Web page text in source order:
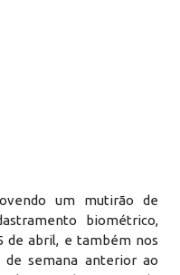
um mutirão de
biométrico,
de abril, e também nos
semana anterior ao